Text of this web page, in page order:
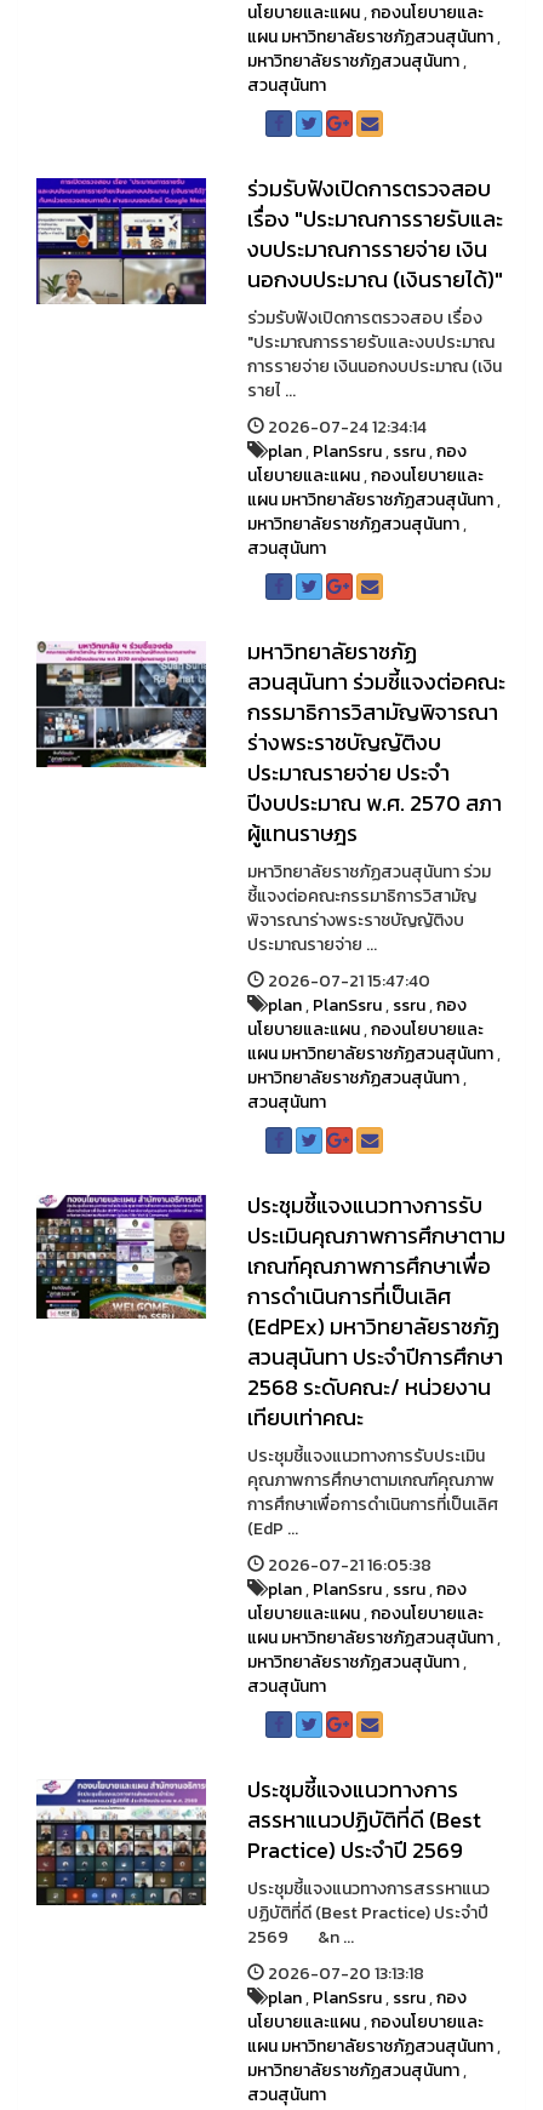
นโยบายและแผน,กองนโยบายและ
แผน มหาวิทยาลัยราชภัฏสวนสุนันทา,
มหาวิทยาลัยราชภัฏสวนสุนันทา,
สวนสุนันทา
ร่วมรับฟังเปิดการตรวจสอบ
เรื่อง "ประมาณการรายรับและ
งบประมาณการรายจ่าย เงิน
นอกงบประมาณ (เงินรายได้)"
ร่วมรับฟังเปิดการตรวจสอบ เรื่อง
"ประมาณการรายรับและงบประมาณ
การรายจ่าย เงินนอกงบประมาณ (เงิน
รายไ ...
2026-07-24 12:34:14
plan,PlanSsru,ssru,กอง
นโยบายและแผน,กองนโยบายและ
แผน มหาวิทยาลัยราชภัฏสวนสุนันทา,
มหาวิทยาลัยราชภัฏสวนสุนันทา,
สวนสุนันทา
มหาวิทยาลัยราชภัฏ
สวนสุนันทา ร่วมชี้แจงต่อคณะ
กรรมาธิการวิสามัญพิจารณา
ร่างพระราชบัญญัติงบ
ประมาณรายจ่าย ประจำ
ปีงบประมาณ พ.ศ. 2570 สภา
ผู้แทนราษฎร
มหาวิทยาลัยราชภัฏสวนสุนันทา ร่วม
ชี้แจงต่อคณะกรรมาธิการวิสามัญ
พิจารณาร่างพระราชบัญญัติงบ
ประมาณรายจ่าย ...
2026-07-21 15:47:40
plan,PlanSsru,ssru,กอง
นโยบายและแผน,กองนโยบายและ
แผน มหาวิทยาลัยราชภัฏสวนสุนันทา,
มหาวิทยาลัยราชภัฏสวนสุนันทา,
สวนสุนันทา
ประชุมชี้แจงแนวทางการรับ
ประเมินคุณภาพการศึกษาตาม
เกณฑ์คุณภาพการศึกษาเพื่อ
การดำเนินการที่เป็นเลิศ
(EdPEx) มหาวิทยาลัยราชภัฏ
สวนสุนันทา ประจำปีการศึกษา
2568 ระดับคณะ/ หน่วยงาน
เทียบเท่าคณะ
ประชุมชี้แจงแนวทางการรับประเมิน
คุณภาพการศึกษาตามเกณฑ์คุณภาพ
การศึกษาเพื่อการดำเนินการที่เป็นเลิศ
(EdP ...
2026-07-21 16:05:38
plan,PlanSsru,ssru,กอง
นโยบายและแผน,กองนโยบายและ
แผน มหาวิทยาลัยราชภัฏสวนสุนันทา,
มหาวิทยาลัยราชภัฏสวนสุนันทา,
สวนสุนันทา
ประชุมชี้แจงแนวทางการ
สรรหาแนวปฏิบัติที่ดี (Best
Practice) ประจำปี 2569
ประชุมชี้แจงแนวทางการสรรหาแนว
ปฏิบัติที่ดี (Best Practice) ประจำปี
2569 &n ...
2026-07-20 13:13:18
plan,PlanSsru,ssru,กอง
นโยบายและแผน,กองนโยบายและ
แผน มหาวิทยาลัยราชภัฏสวนสุนันทา,
มหาวิทยาลัยราชภัฏสวนสุนันทา,
สวนสุนันทา